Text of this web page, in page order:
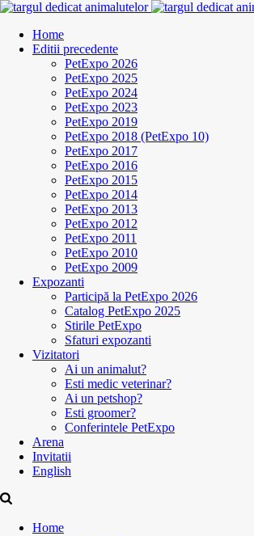
Home
Editii precedente
PetExpo 2026
PetExpo 2025
PetExpo 2024
PetExpo 2023
PetExpo 2019
PetExpo 2018 (PetExpo 10)
PetExpo 2017
PetExpo 2016
PetExpo 2015
PetExpo 2014
PetExpo 2013
PetExpo 2012
PetExpo 2011
PetExpo 2010
PetExpo 2009
Expozanti
Participă la PetExpo 2026
Catalog PetExpo 2025
Stirile PetExpo
Sfaturi expozanti
Vizitatori
Ai un animalut?
Esti medic veterinar?
Ai un petshop?
Esti groomer?
Conferintele PetExpo
Arena
Invitatii
English
Home